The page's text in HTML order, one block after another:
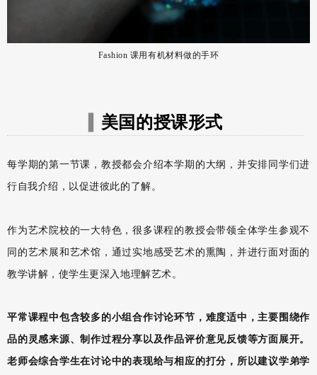
Fashion 课⽤有机材料做的⼿环
美国的授课形式
每学期的第一节课，教授都会介绍本学期的大纲，并安排同学们进
行自我介绍，以促进彼此的了解。
作为艺术院校的一大特色，很多课程的教授会带领全体学生参观不
同的艺术展和艺术馆，通过实地感受艺术的熏陶，并进行面对面的
教学讲解，使学生更深入地理解艺术。
平常课程中包含较多的小组合作讨论环节，难度适中，主要围绕作
品的灵感来源、制作过程分享以及作品评价意见反馈等方面展开。
老师会综合学生在讨论中的表现给与相应的打分，所以建议学弟学